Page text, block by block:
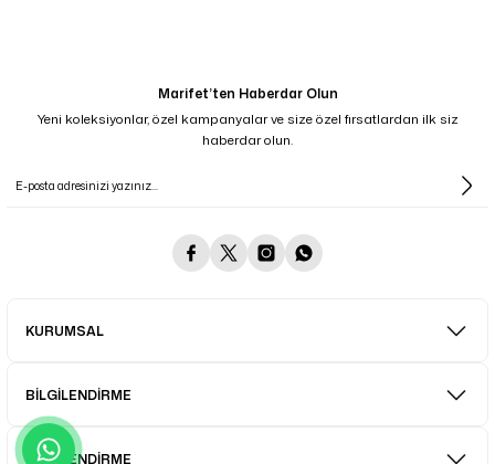
Marifet’ten Haberdar Olun
Yeni koleksiyonlar, özel kampanyalar ve size özel fırsatlardan ilk siz
haberdar olun.
KURUMSAL
BİLGİLENDİRME
BİLGİLENDİRME